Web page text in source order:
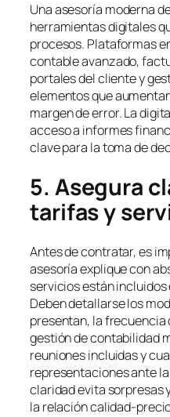
Una asesoría moderna
herramientas digitales
procesos. Plataformas
contable avanzado,
portales del cliente y
elementos que
margen de error. La
acceso a informes
clave para la toma de
5. Asegura
tarifas y
Antes de contratar, es
asesoría explique con
servicios están incluidos
Deben detallarse los
presentan, la
gestión de contabilidad
reuniones incluidas y
representaciones ante
claridad evita sorpresas
la relación calidad-